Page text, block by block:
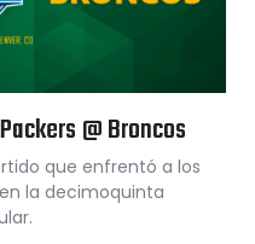
@ Broncos
que enfrentó a los
la decimoquinta